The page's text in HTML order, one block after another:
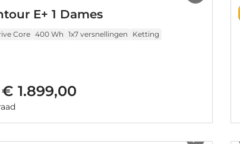
E+ 1 Dames
Core 400 Wh 1x7 versnellingen Ketting
€ 1.899,00